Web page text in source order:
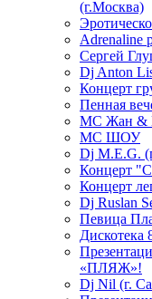
(г.Москва)
Adrenaline
Сергей
Dj Anton
Концерт
Пенная
МС Жан &
МС ШОУ
Dj M.E.G.
Концерт
Концерт
Dj Ruslan
Певица
Дискотека
«ПЛЯЖ»!
Dj Nil (г.